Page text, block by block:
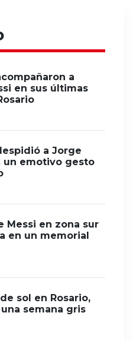
a
en sus últimas
a Jorge
un emotivo gesto
Messi en zona sur
en un memorial
sol en Rosario,
semana gris